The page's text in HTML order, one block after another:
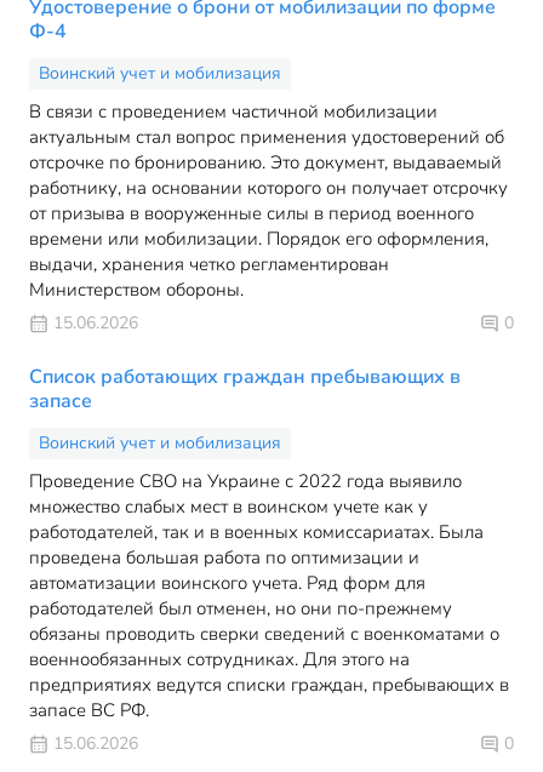
Удостоверение о брони от мобилизации по форме
Ф-4
Воинский учет и мобилизация
В связи с проведением частичной мобилизации
актуальным стал вопрос применения удостоверений об
отсрочке по бронированию. Это документ, выдаваемый
работнику, на основании которого он получает отсрочку
от призыва в вооруженные силы в период военного
времени или мобилизации. Порядок его оформления,
выдачи, хранения четко регламентирован
Министерством обороны.
15.06.2026 0
Список работающих граждан пребывающих в
запасе
Воинский учет и мобилизация
Проведение СВО на Украине с 2022 года выявило
множество слабых мест в воинском учете как у
работодателей, так и в военных комиссариатах. Была
проведена большая работа по оптимизации и
автоматизации воинского учета. Ряд форм для
работодателей был отменен, но они по-прежнему
обязаны проводить сверки сведений с военкоматами о
военнообязанных сотрудниках. Для этого на
предприятиях ведутся списки граждан, пребывающих в
запасе ВС РФ.
15.06.2026 0